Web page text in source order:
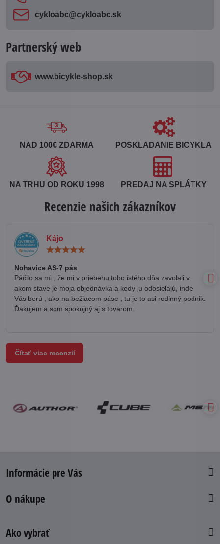
cykloabc​@cykloabc​.sk
Partnerský web
www​.bicykle-shop​.sk
NAD 100€ ZDARMA POSKLADANIE BICYKLA
NA TRHU OD ROKU 1998 PREDAJ NA SPLÁTKY
Recenzie našich zákazníkov
Kájo
Nohavice AS-7 pás
Páčilo sa mi , že mi v priebehu toho istého dňa zavolali v
akom stave je moja objednávka a kedy ju odosielajú, inde
Vás berú , ako na bežiacom páse , tu je to asi rodinný podnik.
Ďakujem a som spokojný aj s tovarom.
Čítať viac recenzií
Informácie pre Vás
O nákupe
Ako vybrať